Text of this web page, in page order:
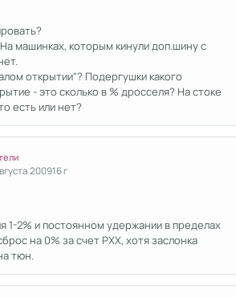
машинках, которым кинули доп.шину с
открытии"? Подергушки какого
- это сколько в % дросселя? На стоке
есть или нет?
200916 г
1-2% и постоянном удержании в пределах
на 0% за счет РХХ, хотя заслонка
тюн.